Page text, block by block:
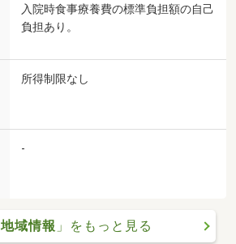
入院時食事療養費の標準負担額の自己
負担あり。
所得制限なし
-
地域情報 」をもっと見る